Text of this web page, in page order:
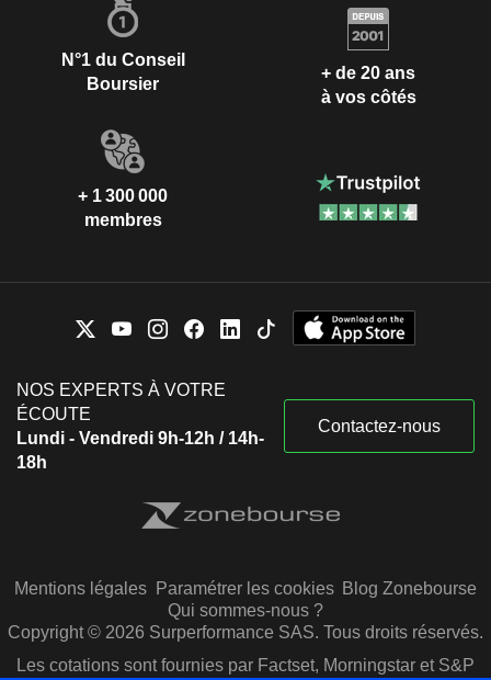
N°1 du Conseil
Boursier
+ de 20 ans
à vos côtés
+ 1 300 000
membres
NOS EXPERTS À VOTRE
ÉCOUTE
Lundi - Vendredi 9h-12h / 14h-
18h
Contactez-nous
Mentions légales Paramétrer les cookies Blog Zonebourse
Qui sommes-nous ?
Copyright © 2026 Surperformance SAS. Tous droits réservés.
Les cotations sont fournies par Factset, Morningstar et S&P